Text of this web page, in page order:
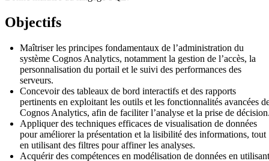
Objectifs
Maîtriser les principes fondamentaux de l’administration du
système Cognos Analytics, notamment la gestion de l’accès, la
personnalisation du portail et le suivi des performances des
serveurs.
Concevoir des tableaux de bord interactifs et des rapports
pertinents en exploitant les outils et les fonctionnalités avancées
Cognos Analytics, afin de faciliter l’analyse et la prise de
Appliquer des techniques efficaces de visualisation de données
pour améliorer la présentation et la lisibilité des informations, tout
en utilisant des filtres pour affiner les analyses.
Acquérir des compétences en modélisation de données en utilisant